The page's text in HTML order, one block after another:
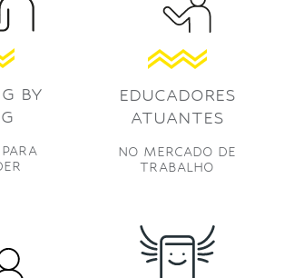
BY
EDUCADORES
ATUANTES
NO MERCADO DE
TRABALHO